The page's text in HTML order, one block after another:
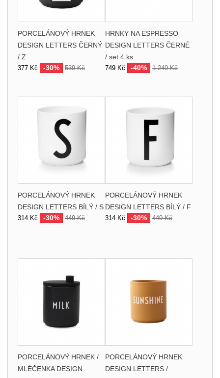
PORCELÁNOVÝ HRNEK
DESIGN LETTERS ČERNÝ
/ Z
377 Kč -30% 539 Kč
HRNKY NA ESPRESSO
DESIGN LETTERS ČERNÉ
/ set 4 ks
749 Kč -40% 1 249 Kč
PORCELÁNOVÝ HRNEK
DESIGN LETTERS BÍLÝ / S
314 Kč -30% 449 Kč
PORCELÁNOVÝ HRNEK
DESIGN LETTERS BÍLÝ / F
314 Kč -30% 449 Kč
PORCELÁNOVÝ HRNEK /
MLÉČENKA DESIGN
PORCELÁNOVÝ HRNEK
DESIGN LETTERS /